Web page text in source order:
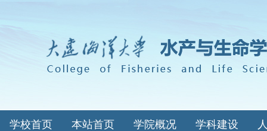
学校首页 本站首页 学院概况 学科建设